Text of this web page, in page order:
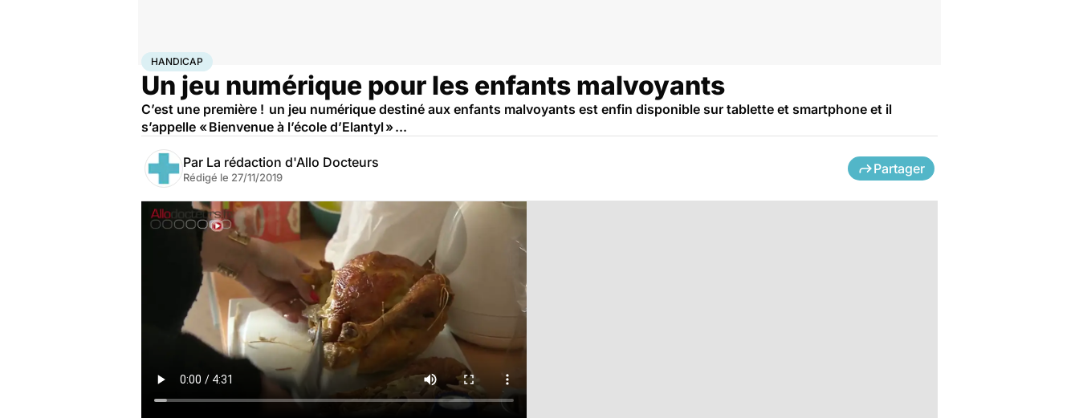
AccueilSantéMaladies
HANDICAP
Un jeu numérique pour les enfants malvoyants
C’est une première ! un jeu numérique destiné aux enfants malvoyants est enfin disponible sur tablette et smartphone et il
s’appelle « Bienvenue à l’école d’Elantyl » ...
Par La rédaction d'Allo Docteurs
Rédigé le 27/11/2019
Partager